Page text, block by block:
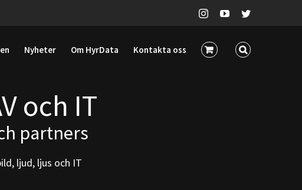
InstagramYouTubeTwitter
Nyheter Om HyrData Kontakta oss
och IT
partners
ljud, ljus och IT